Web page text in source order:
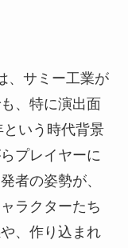
、サミー工業が
、特に演出面
いう時代背景
プレイヤーに
者の姿勢が、
ラクターたち
、作り込まれ